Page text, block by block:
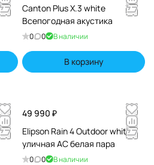
Canton Plus X.3 white
Всепогодная акустика
0 0 В наличии
В корзину
49 990 ₽
Elipson Rain 4 Outdoor white
уличная АС белая пара
0 0 В наличии